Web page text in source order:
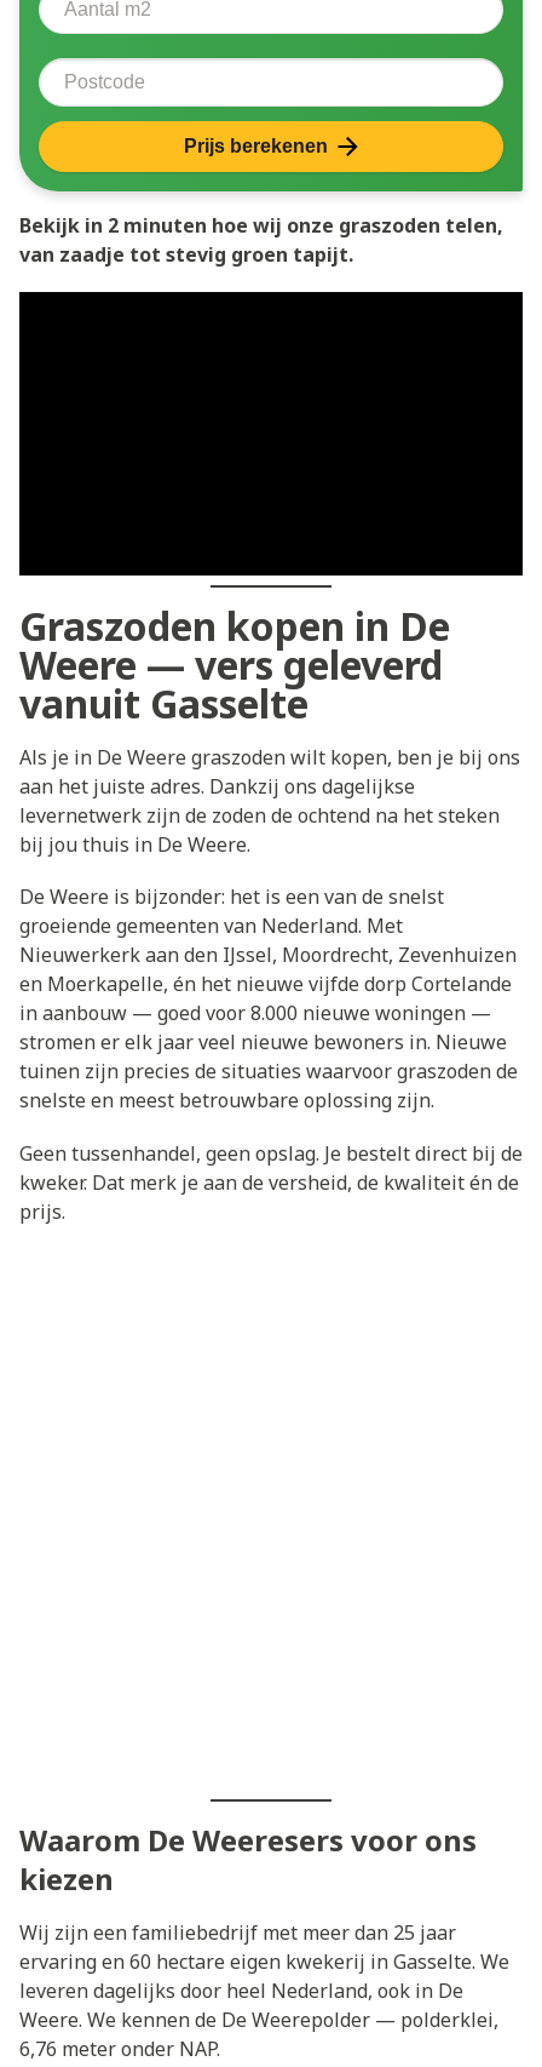
Postcode
Prijs berekenen
Bekijk in 2 minuten hoe wij onze graszoden telen,
van zaadje tot stevig groen tapijt.
Graszoden kopen in De
Weere — vers geleverd
vanuit Gasselte
Als je in De Weere graszoden wilt kopen, ben je bij ons
aan het juiste adres. Dankzij ons dagelijkse
levernetwerk zijn de zoden de ochtend na het steken
bij jou thuis in De Weere.
De Weere is bijzonder: het is een van de snelst
groeiende gemeenten van Nederland. Met
Nieuwerkerk aan den IJssel, Moordrecht, Zevenhuizen
en Moerkapelle, én het nieuwe vijfde dorp Cortelande
in aanbouw — goed voor 8.000 nieuwe woningen —
stromen er elk jaar veel nieuwe bewoners in. Nieuwe
tuinen zijn precies de situaties waarvoor graszoden de
snelste en meest betrouwbare oplossing zijn.
Geen tussenhandel, geen opslag. Je bestelt direct bij de
kweker. Dat merk je aan de versheid, de kwaliteit én de
prijs.
Waarom De Weeresers voor ons
kiezen
Wij zijn een familiebedrijf met meer dan 25 jaar
ervaring en 60 hectare eigen kwekerij in Gasselte. We
leveren dagelijks door heel Nederland, ook in De
Weere. We kennen de De Weerepolder — polderklei,
6,76 meter onder NAP.